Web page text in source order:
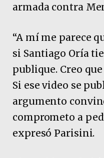
armada contra
“A mí me parece
si Santiago Oría
publique. Creo
Si ese video se
argumento
comprometo a
expresó Parisini.